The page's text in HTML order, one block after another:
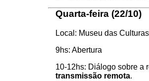
Quarta-feira (22/10)
Local: Museu das
9hs: Abertura
10-12hs: Diálogo sobre a
transmissão remota.